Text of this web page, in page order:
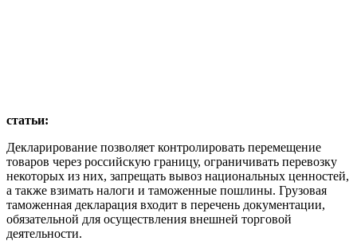
статьи:
Декларирование позволяет контролировать перемещение
товаров через российскую границу, ограничивать перевозку
некоторых из них, запрещать вывоз национальных ценностей,
а также взимать налоги и таможенные пошлины. Грузовая
таможенная декларация входит в перечень документации,
обязательной для осуществления внешней торговой
деятельности.